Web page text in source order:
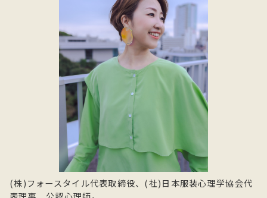
(株)フォースタイル代表取締役、(社)日本服装心理学協会代